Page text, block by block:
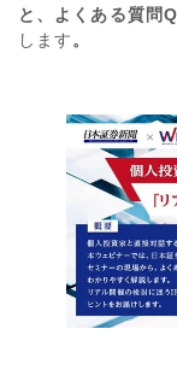
と、よくある質問
します。